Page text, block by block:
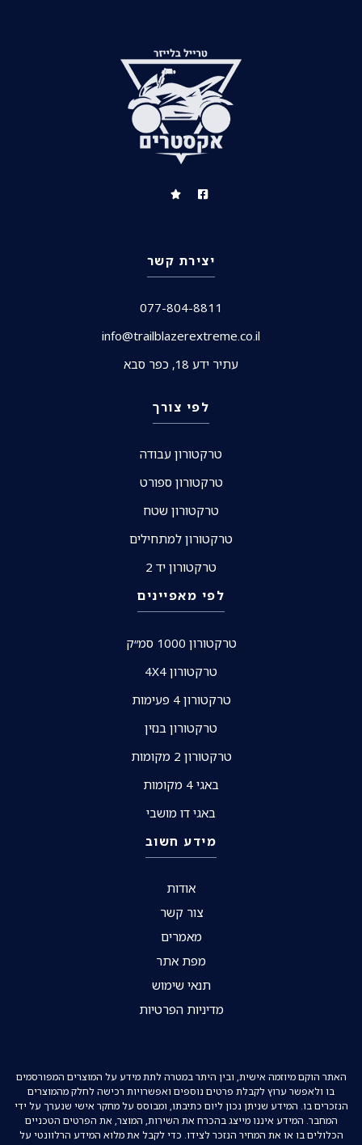
יצירת קשר
077-804-8811
info@trailblazerextreme.co.il
עתיר ידע 18, כפר סבא
לפי צורך
טרקטורון עבודה
טרקטורון ספורט
טרקטורון שטח
טרקטורון למתחילים
טרקטורון יד 2
לפי מאפיינים
טרקטורון 1000 סמ״ק
טרקטורון 4X4
טרקטורון 4 פעימות
טרקטורון בנזין
טרקטורון 2 מקומות
באגי 4 מקומות
באגי דו מושבי
מידע חשוב
אודות
צור קשר
מאמרים
מפת אתר
תנאי שימוש
מדיניות הפרטיות
האתר הוקם מיוזמה אישית, ובין היתר במטרה לתת מידע על המוצרים המפורסמים
בו ולאפשר ערוץ לקבלת פרטים נוספים ואפשרויות רכישה לחלק מהמוצרים
הנזכרים בו. המידע שניתן נכון ליום כתיבתו, ומבוסס על מחקר אישי שנערך על ידי
המחבר. המידע איננו מייצג בהכרח את השירות, המוצר, את הפרטים הטכניים
הכלולים בו או את המחיר הנזכר לצידו. כדי לקבל את מלוא המידע הרלוונטי על